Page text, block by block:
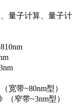
量子计算、量子计
宽带~80nm型）
型）